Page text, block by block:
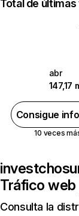
Total de
abr
147,17
Consigue
10 veces
Tráfico web
Consulta la